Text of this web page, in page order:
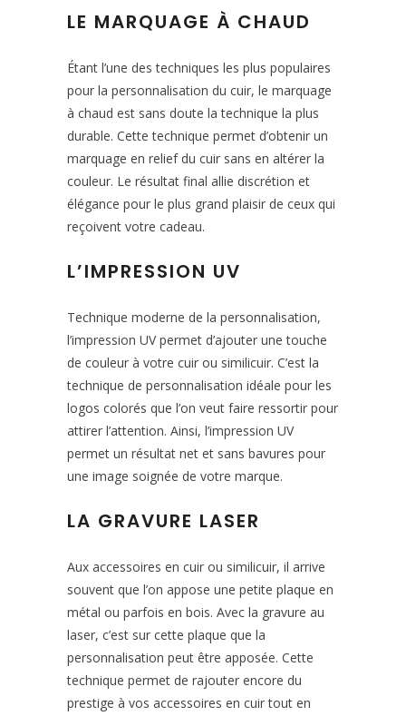
LE MARQUAGE À CHAUD
Étant l’une des techniques les plus populaires
pour la personnalisation du cuir, le marquage
à chaud est sans doute la technique la plus
durable. Cette technique permet d’obtenir un
marquage en relief du cuir sans en altérer la
couleur. Le résultat final allie discrétion et
élégance pour le plus grand plaisir de ceux qui
reçoivent votre cadeau.
L’IMPRESSION UV
Technique moderne de la personnalisation,
l’impression UV permet d’ajouter une touche
de couleur à votre cuir ou similicuir. C’est la
technique de personnalisation idéale pour les
logos colorés que l’on veut faire ressortir pour
attirer l’attention. Ainsi, l’impression UV
permet un résultat net et sans bavures pour
une image soignée de votre marque.
LA GRAVURE LASER
Aux accessoires en cuir ou similicuir, il arrive
souvent que l’on appose une petite plaque en
métal ou parfois en bois. Avec la gravure au
laser, c’est sur cette plaque que la
personnalisation peut être apposée. Cette
technique permet de rajouter encore du
prestige à vos accessoires en cuir tout en